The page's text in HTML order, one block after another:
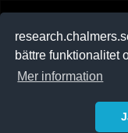
bättre funktionalitet
Mer information